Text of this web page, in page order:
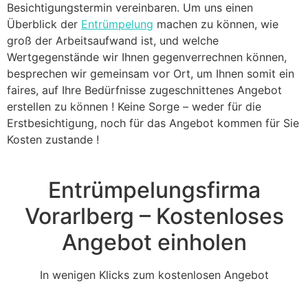
Besichtigungstermin vereinbaren. Um uns einen
Überblick der Entrümpelung machen zu können, wie
groß der Arbeitsaufwand ist, und welche
Wertgegenstände wir Ihnen gegenverrechnen können,
besprechen wir gemeinsam vor Ort, um Ihnen somit ein
faires, auf Ihre Bedürfnisse zugeschnittenes Angebot
erstellen zu können ! Keine Sorge – weder für die
Erstbesichtigung, noch für das Angebot kommen für Sie
Kosten zustande !
Entrümpelungsfirma
Vorarlberg – Kostenloses
Angebot einholen
In wenigen Klicks zum kostenlosen Angebot